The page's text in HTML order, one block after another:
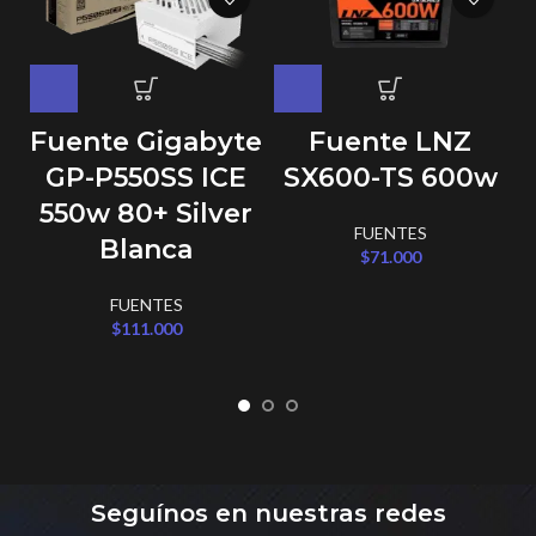
Fuente Gigabyte
GP-P550SS ICE
550w 80+ Silver
Blanca
FUENTES
$111.000
Fuente LNZ
SX600-TS 600w
FUENTES
$71.000
Seguínos en nuestras redes